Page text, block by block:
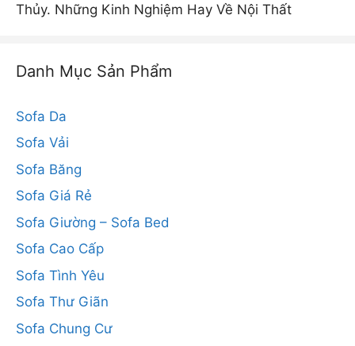
Thủy. Những Kinh Nghiệm Hay Về Nội Thất
Danh Mục Sản Phẩm
Sofa Da
Sofa Vải
Sofa Băng
Sofa Giá Rẻ
Sofa Giường – Sofa Bed
Sofa Cao Cấp
Sofa Tình Yêu
Sofa Thư Giãn
Sofa Chung Cư